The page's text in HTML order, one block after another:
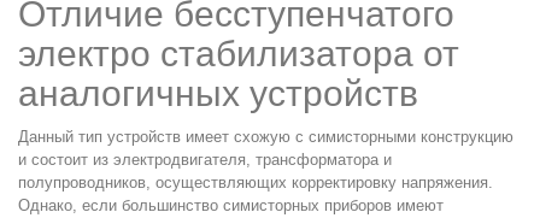
Отличие бесступенчатого
электро стабилизатора от
аналогичных устройств
Данный тип устройств имеет схожую с симисторными конструкцию
и состоит из электродвигателя, трансформатора и
полупроводников, осуществляющих корректировку напряжения.
Однако, если большинство симисторных приборов имеют